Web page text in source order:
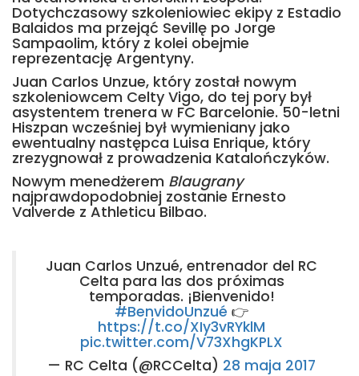
Dotychczasowy szkoleniowiec ekipy z Estadio
Balaidos ma przejąć Sevillę po Jorge
Sampaolim, który z kolei obejmie
reprezentację Argentyny.
Juan Carlos Unzue, który został nowym
szkoleniowcem Celty Vigo, do tej pory był
asystentem trenera w FC Barcelonie. 50-letni
Hiszpan wcześniej był wymieniany jako
ewentualny następca Luisa Enrique, który
zrezygnował z prowadzenia Katalończyków.
Nowym menedżerem Blaugrany
najprawdopodobniej zostanie Ernesto
Valverde z Athleticu Bilbao.
Juan Carlos Unzué, entrenador del RC
Celta para las dos próximas
temporadas. ¡Bienvenido!
#BenvidoUnzué 👉
https://t.co/XIy3vRYklM
pic.twitter.com/V73XhgKPLX
— RC Celta (@RCCelta) 28 maja 2017